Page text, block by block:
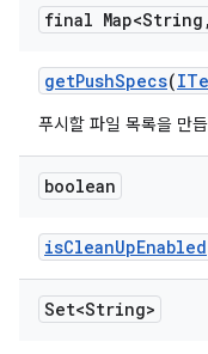
final Map<String ,
getPushSpecs(
푸시할 파일 목록을 만
boolean
isCleanUpEnabled
Set<String>